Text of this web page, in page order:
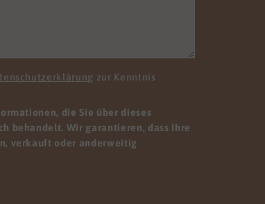
zur Kenntnis
die Sie über dieses
behandelt. Wir garantieren, dass Ihre
verkauft oder anderweitig